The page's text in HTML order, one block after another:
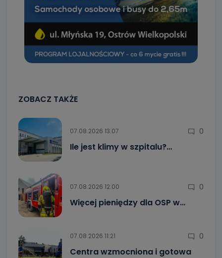
ZOBACZ TAKŻE
07.08.2026 13:07 0
Ile jest klimy w szpitalu?…
07.08.2026 12:00 0
Więcej pieniędzy dla OSP w…
07.08.2026 11:21 0
Centra wzmocniona i gotowa